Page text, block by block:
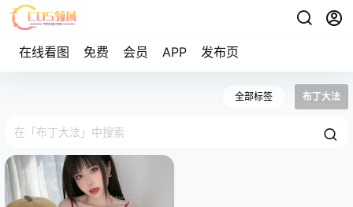
在线看图 免费 会员 APP 发布页
全部标签 布丁大法